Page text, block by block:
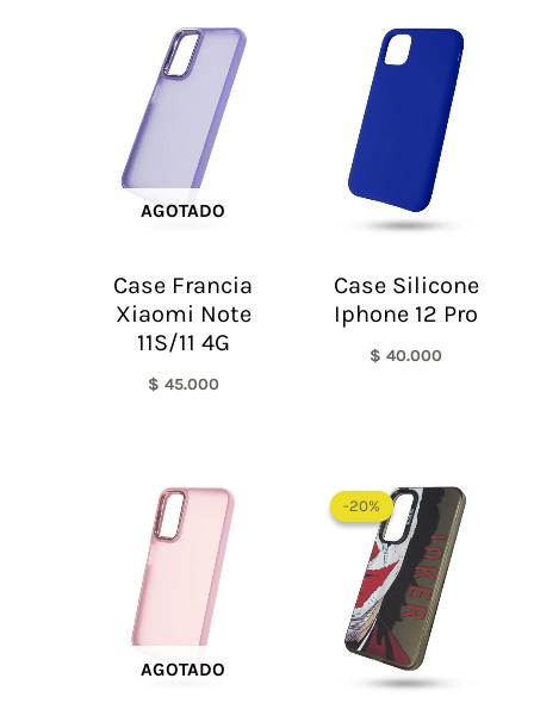
AGOTADO
Case Francia
Xiaomi Note
11S/11 4G
$ 45.000
Case Silicone
Iphone 12 Pro
$ 40.000
AGOTADO
-20%
-20%
precio
original
era:
$ 60.000.